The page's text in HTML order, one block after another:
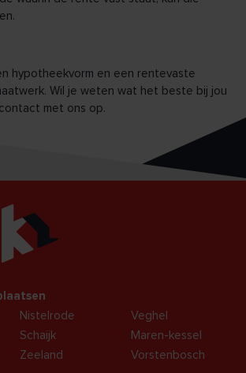
hypotheekvorm en een rentevaste
Wil je weten wat het beste bij jou
met ons op.
Nistelrode
Schaijk
Zeeland
Veghel
Maren-kessel
Vorstenbosch